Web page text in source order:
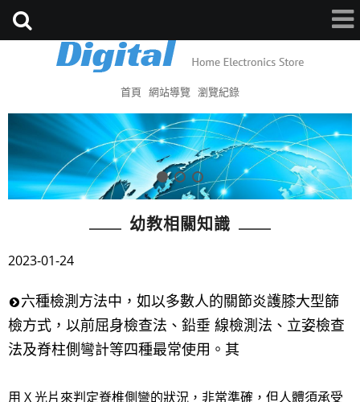
首頁 網站導覽 瀏覽紀錄
幼教相關知識
2023-01-24
六種檢測方法中，如以多數人的關節炎護膝大型篩
檢方式，以前屈身檢查法、鉛垂 線檢測法、立姿檢查
法及脊柱側彎計等四種最常使用。其
用 X 光片來判定脊椎側彎的狀況，非常準確，但人體須承受